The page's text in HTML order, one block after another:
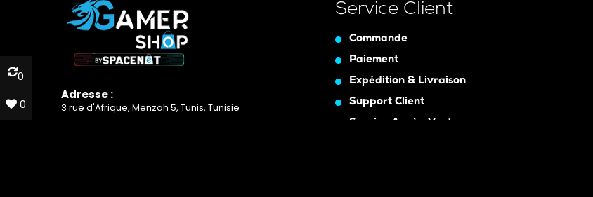
Adresse :
3 rue d'Afrique, Menzah 5, Tunis, Tunisie
Service Client
Commande
Paiement
Expédition & Livraison
Support Client
Service Après-Vente
0
0
0
0